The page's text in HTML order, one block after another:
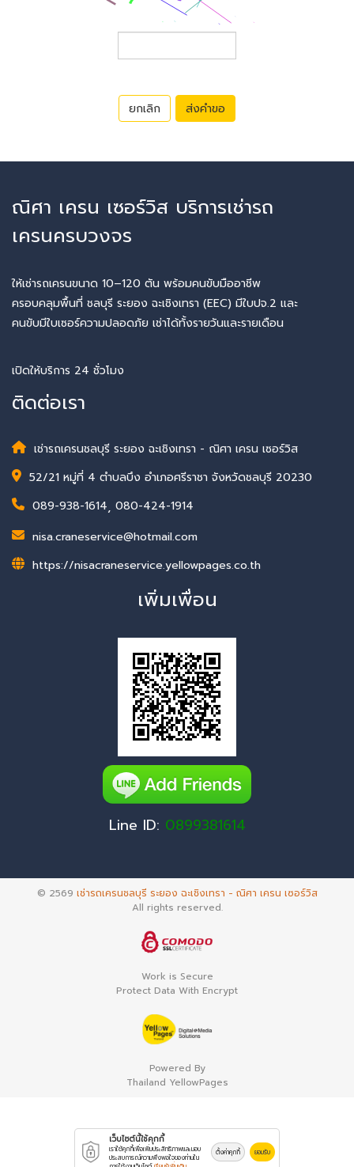
ยกเลิก ส่งคำขอ
ณิศา เครน เซอร์วิส บริการเช่ารถ
เครนครบวงจร
ให้เช่ารถเครนขนาด 10–120 ตัน พร้อมคนขับมืออาชีพ
ครอบคลุมพื้นที่ ชลบุรี ระยอง ฉะเชิงเทรา (EEC) มีใบปจ.2 และ
คนขับมีใบเซอร์ความปลอดภัย เช่าได้ทั้งรายวันและรายเดือน
เปิดให้บริการ 24 ชั่วโมง
ติดต่อเรา
เช่ารถเครนชลบุรี ระยอง ฉะเชิงเทรา - ณิศา เครน เซอร์วิส
52/21 หมู่ที่ 4 ตำบลบึง อำเภอศรีราชา จังหวัดชลบุรี 20230
089-938-1614, 080-424-1914
nisa.craneservice@hotmail.com
https://nisacraneservice.yellowpages.co.th
เพิ่มเพื่อน
Line ID: 0899381614
© 2569 เช่ารถเครนชลบุรี ระยอง ฉะเชิงเทรา - ณิศา เครน เซอร์วิส
All rights reserved.
Work is Secure
Protect Data With Encrypt
Powered By
Thailand YellowPages
เว็บไซต์นี้ใช้คุกกี้
เราใช้คุกกี้เพื่อเพิ่มประสิทธิภาพและมอบ
ประสบการณ์ความพึงพอใจของท่านใน
ตั้งค่าคุกกี้ ยอมรับ